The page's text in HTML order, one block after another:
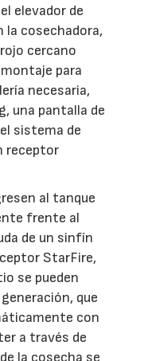
elevador de
la cosechadora,
cercano
para
necesaria,
una pantalla de
sistema de
receptor
al tanque
frente al
de un sinfín
StarFire,
se pueden
que
con
a través de
la cosecha se